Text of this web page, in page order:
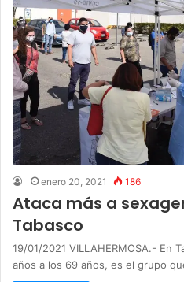
enero 20, 2021 186
Ataca más a
Tabasco
19/01/2021 VILLAHERMOSA.- En
años a los 69 años, es el grupo